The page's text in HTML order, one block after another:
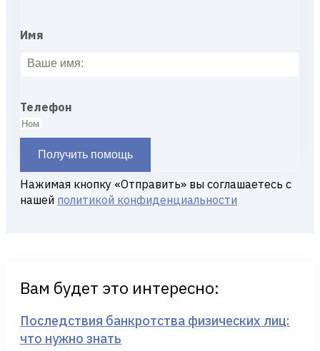
Имя
Телефон
Получить помощь
Нажимая кнопку «Отправить» вы соглашаетесь с
нашей политикой конфиденциальности
Вам будет это интересно:
Последствия банкротства физических лиц:
что нужно знать